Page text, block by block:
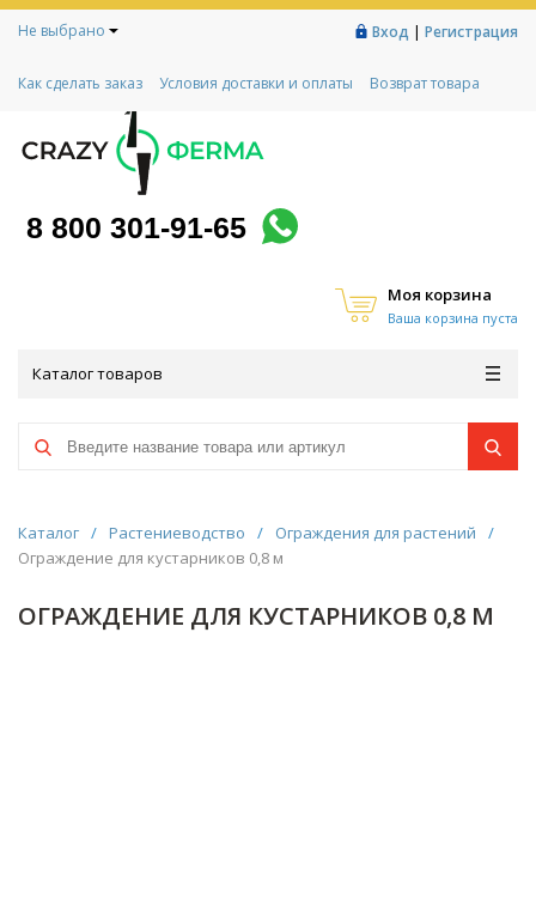
Не выбрано Вход | Регистрация
Как сделать заказ Условия доставки и оплаты
Возврат товара
Контакты
Социальный контракт
Любимая ферма
8 800 301-91-65
Моя корзина
Ваша корзина пуста
Каталог товаров
Каталог / Растениеводство / Ограждения для растений
/
Ограждение для кустарников 0,8 м
ОГРАЖДЕНИЕ ДЛЯ КУСТАРНИКОВ 0,8 М